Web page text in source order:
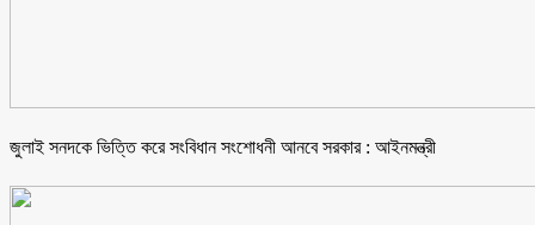
জুলাই সনদকে ভিত্তি করে সংবিধান সংশোধনী আনবে সরকার : আইনমন্ত্রী